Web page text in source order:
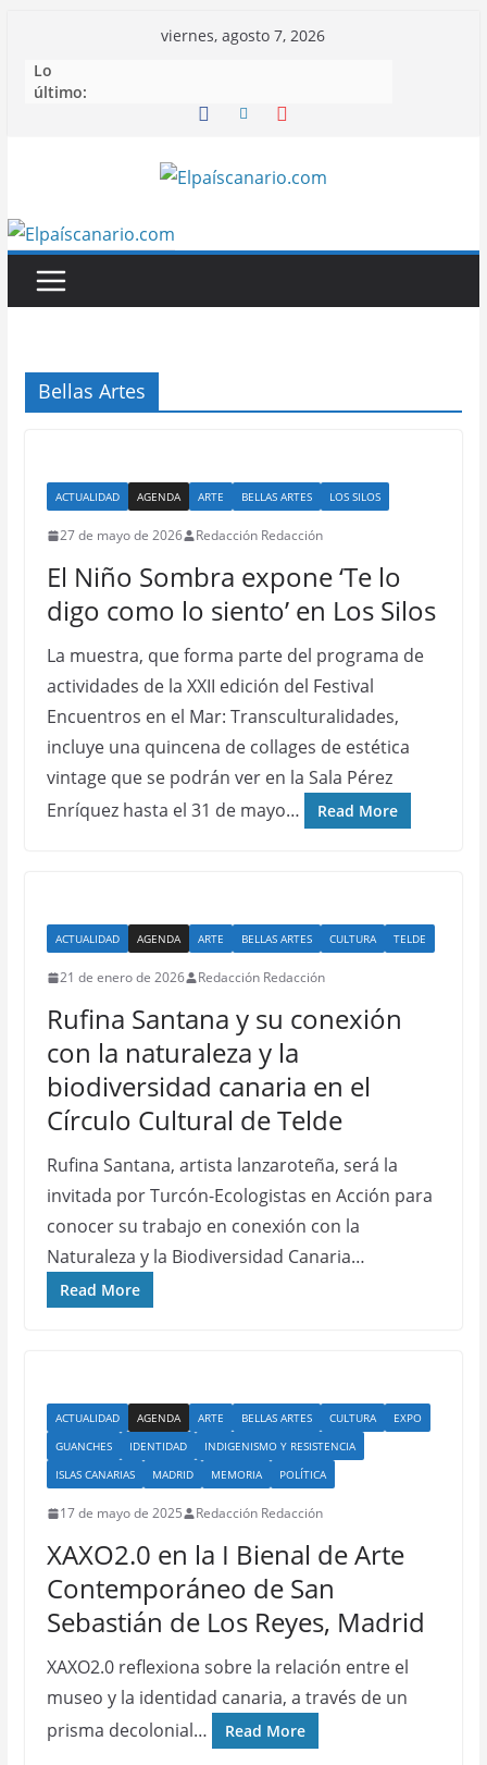
contenido
viernes, agosto 7, 2026
Lo
último:
Bellas Artes
ACTUALIDAD AGENDA ARTE BELLAS ARTES LOS SILOS
27 de mayo de 2026 Redacción Redacción
El Niño Sombra expone ‘Te lo
digo como lo siento’ en Los Silos
La muestra, que forma parte del programa de
actividades de la XXII edición del Festival
Encuentros en el Mar: Transculturalidades,
incluye una quincena de collages de estética
vintage que se podrán ver en la Sala Pérez
Enríquez hasta el 31 de mayo…
Read More
ACTUALIDAD AGENDA ARTE BELLAS ARTES CULTURA TELDE
21 de enero de 2026 Redacción Redacción
Rufina Santana y su conexión
con la naturaleza y la
biodiversidad canaria en el
Círculo Cultural de Telde
Rufina Santana, artista lanzaroteña, será la
invitada por Turcón-Ecologistas en Acción para
conocer su trabajo en conexión con la
Naturaleza y la Biodiversidad Canaria…
Read More
ACTUALIDAD AGENDA ARTE BELLAS ARTES CULTURA
EXPO
GUANCHES
IDENTIDAD
INDIGENISMO Y RESISTENCIA
ISLAS CANARIAS
MADRID MEMORIA POLÍTICA
17 de mayo de 2025 Redacción Redacción
XAXO2.0 en la I Bienal de Arte
Contemporáneo de San
Sebastián de Los Reyes, Madrid
XAXO2.0 reflexiona sobre la relación entre el
museo y la identidad canaria, a través de un
prisma decolonial…
Read More